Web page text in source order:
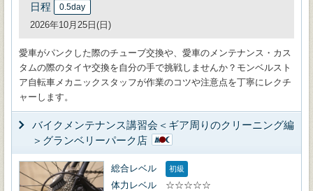
日程 0.5day
2026年10月25日(日)
愛車がパンクした際のチューブ交換や、愛車のメンテナンス・カス
タムの際のタイヤ交換を自分の手で挑戦しませんか？モンベルスト
ア自転車メカニックスタッフが作業のコツや注意点を丁寧にレクチ
ャーします。
バイクメンテナンス講習会＜ギア周りのクリーニング編
＞グランベリーパーク店
総合レベル 初級
体力レベル
☆☆☆☆☆